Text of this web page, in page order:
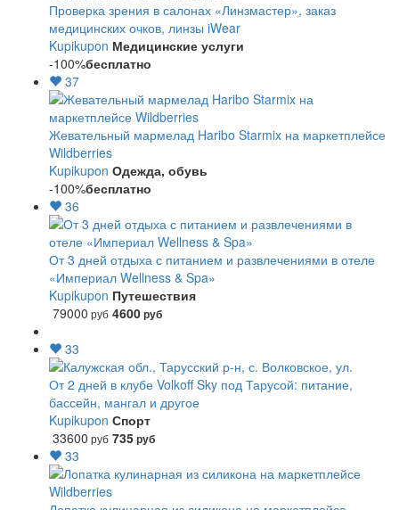
Проверка зрения в салонах «Линзмастер», заказ
медицинских очков, линзы iWear
Kupikupon Медицинские услуги
-100%бесплатно
37
Жевательный мармелад Haribo Starmix на маркетплейсе
Wildberries
Kupikupon Одежда, обувь
-100%бесплатно
36
От 3 дней отдыха с питанием и развлечениями в отеле
«Империал Wellness & Spa»
Kupikupon Путешествия
79000 руб 4600руб
33
От 2 дней в клубе Volkoff Sky под Тарусой: питание,
бассейн, мангал и другое
Kupikupon Спорт
33600 руб 735руб
33